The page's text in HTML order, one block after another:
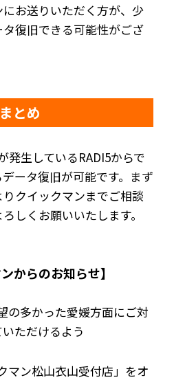
お送りいただく方が、少
復旧できる可能性がござ
まとめ
発生しているRADI5からで
ータ復旧が可能です。まず
クイックマンまでご相談
しくお願いいたします。
からのお知らせ】
の多かった愛媛方面にご対
ただけるよう
マン松山衣山受付店」をオ